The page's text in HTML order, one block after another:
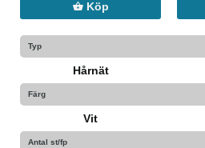
Köp
Typ
Hårnät
Färg
Vit
Antal st/fp